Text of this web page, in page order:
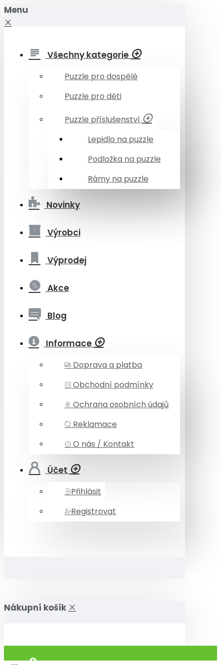
Menu
Všechny kategorie
Puzzle pro dospělé
Puzzle pro děti
Puzzle příslušenství
Lepidlo na puzzle
Podložka na puzzle
Rámy na puzzle
Novinky
Výrobci
Výprodej
Akce
Blog
Informace
Doprava a platba
Obchodní podmínky
Ochrana osobních údajů
Reklamace
O nás / Kontakt
Účet
Přihlásit
Registrovat
Nákupní košík